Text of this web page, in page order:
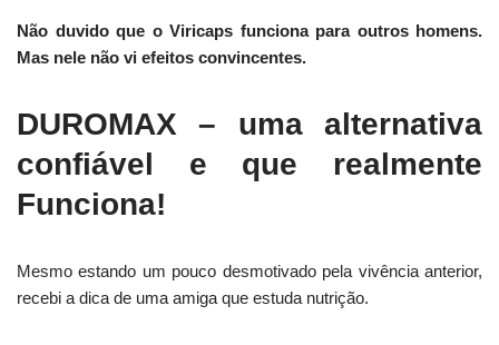
Não duvido que o Viricaps funciona para outros homens.
Mas nele não vi efeitos convincentes.
DUROMAX – uma alternativa
confiável e que realmente
Funciona!
Mesmo estando um pouco desmotivado pela vivência anterior,
recebi a dica de uma amiga que estuda nutrição.